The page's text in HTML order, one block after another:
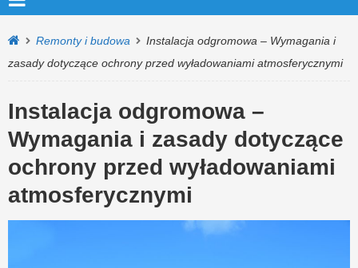
Remonty i budowa
Instalacja odgromowa – Wymagania i
zasady dotyczące ochrony przed wyładowaniami atmosferycznymi
Instalacja odgromowa –
Wymagania i zasady dotyczące
ochrony przed wyładowaniami
atmosferycznymi